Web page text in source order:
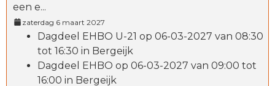
een e...
zaterdag 6 maart 2027
Dagdeel EHBO U-21 op 06-03-2027 van 08:30
tot 16:30 in Bergeijk
Dagdeel EHBO op 06-03-2027 van 09:00 tot
16:00 in Bergeijk